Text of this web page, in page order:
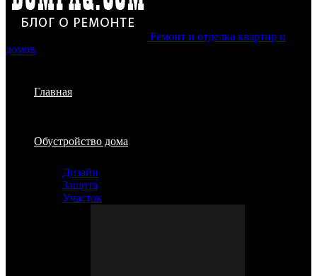
Ремонт и отделка квартир и
домов
Главная
Обустройство дома
Дизайн
Защита
Участок